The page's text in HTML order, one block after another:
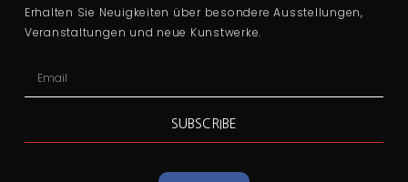
Erhalten Sie Neuigkeiten über besondere Ausstellungen,
Veranstaltungen und neue Kunstwerke.
SUBSCRIBE